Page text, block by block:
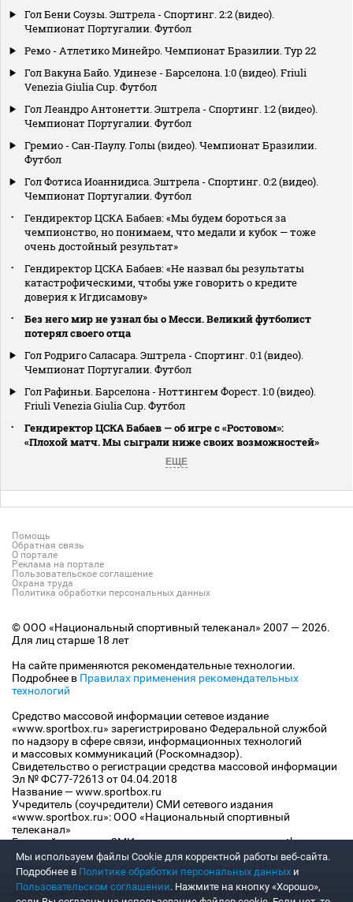
Гол Бени Соузы. Эштрела - Спортинг. 2:2 (видео).
Чемпионат Португалии. Футбол
Ремо - Атлетико Минейро. Чемпионат Бразилии. Тур 22
Гол Вакуна Байо. Удинезе - Барселона. 1:0 (видео). Friuli
Venezia Giulia Cup. Футбол
Гол Леандро Антонетти. Эштрела - Спортинг. 1:2 (видео).
Чемпионат Португалии. Футбол
Гремио - Сан-Паулу. Голы (видео). Чемпионат Бразилии.
Футбол
Гол Фотиса Иоаннидиса. Эштрела - Спортинг. 0:2 (видео).
Чемпионат Португалии. Футбол
Гендиректор ЦСКА Бабаев: «Мы будем бороться за
чемпионство, но понимаем, что медали и кубок — тоже
очень достойный результат»
Гендиректор ЦСКА Бабаев: «Не назвал бы результаты
катастрофическими, чтобы уже говорить о кредите
доверия к Игдисамову»
Без него мир не узнал бы о Месси. Великий футболист
потерял своего отца
Гол Родриго Саласара. Эштрела - Спортинг. 0:1 (видео).
Чемпионат Португалии. Футбол
Гол Рафиньи. Барселона - Ноттингем Форест. 1:0 (видео).
Friuli Venezia Giulia Cup. Футбол
Гендиректор ЦСКА Бабаев — об игре с «Ростовом»:
«Плохой матч. Мы сыграли ниже своих возможностей»
ЕЩЕ
Помощь
Обратная связь
О портале
Реклама на портале
Пользовательское соглашение
Охрана труда
Политика обработки персональных данных
© ООО «Национальный спортивный телеканал» 2007 — 2026.
Для лиц старше 18 лет
На сайте применяются рекомендательные технологии.
Подробнее в Правилах применения рекомендательных
технологий
Средство массовой информации сетевое издание
«www.sportbox.ru» зарегистрировано Федеральной службой
по надзору в сфере связи, информационных технологий
и массовых коммуникаций (Роскомнадзор).
Свидетельство о регистрации средства массовой информации
Эл № ФС77-72613 от 04.04.2018
Название — www.sportbox.ru
Учредитель (соучредители) СМИ сетевого издания
«www.sportbox.ru»: ООО «Национальный спортивный
телеканал»
Главный редактор СМИ сетевого издания «www.sportbox.ru»:
Конов В.А.
Номер телефона редакции СМИ сетевого издания
«www.sportbox.ru»: +7 (495) 653 8419
Адрес электронной почты редакции СМИ сетевого издания
Мы используем файлы Сookie для корректной работы веб-сайта.
Подробнее в Политике обработки персональных данных и
Пользовательском соглашении. Нажмите на кнопку «Хорошо»,